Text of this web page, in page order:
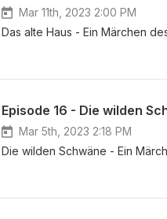
Mar 11th, 2023 2:00 PM
Das alte Haus - Ein Märchen
Episode 16 - Die wilden
Mar 5th, 2023 2:18 PM
Die wilden Schwäne - Ein